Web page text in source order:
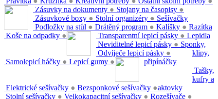
Zásuvky na dokumenty ● Stojany na časopisy ●
Zásuvkové boxy ● Stolní organizéry ●
Podložky na stůl ● Drátěný program ● Kalíšky ●
Koše na odpadky ● Transparentní lepicí pásky ●
Neviditelné lepicí pásky ●
Odvíječe lepicí pásky ●
Samolepicí háčky ● Lepicí gumy ●
Sešívačky
Elektrické sešívačky ● Bezsponkové sešívačky ●
Stolní sešívačky ● Velkokapacitní sešívačky ● Rozešívače ●
Razítka
Lepidla
Sponky,
klipy,
připínáčky
Tašky,
kufry a
aktovky